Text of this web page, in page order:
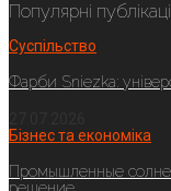
Популярні
Суспільство
Фарби Sniezka:
Бізнес та економіка
Промышленные